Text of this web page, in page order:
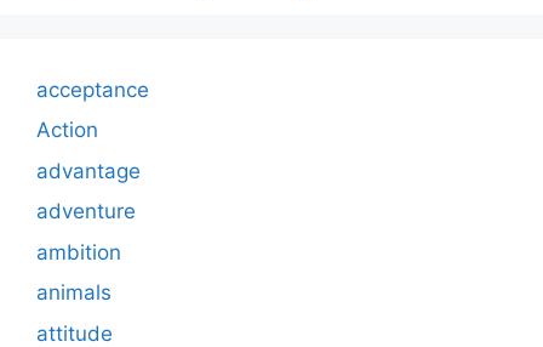
acceptance
Action
advantage
adventure
ambition
animals
attitude